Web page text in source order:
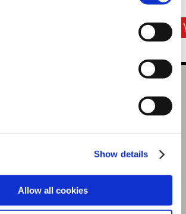
Show details
Allow all cookies
2,640円(税込)
ート イラスト：布施拓郎）（4月お届け
1485ポイント付与